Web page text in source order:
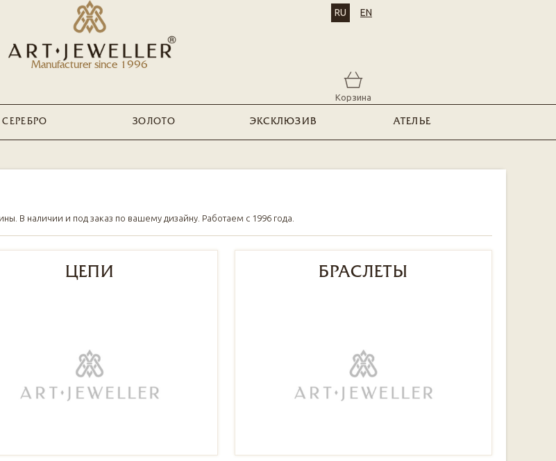
Manufacturer since 1996
RU EN
Корзина
СЕРЕБРО ЗОЛОТО ЭКСКЛЮЗИВ АТЕЛЬЕ
В наличии и под заказ по вашему дизайну. Работаем с 1996 года.
ЦЕПИ БРАСЛЕТЫ